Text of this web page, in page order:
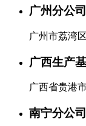
广州分公司
广州市荔湾
广西生产
广西省贵港
南宁分公司